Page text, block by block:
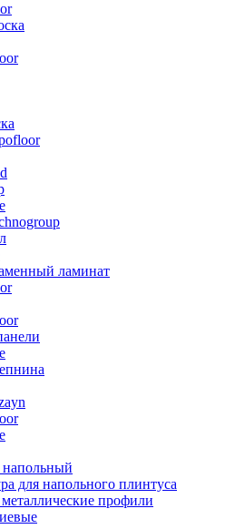
ламинат
для напольного плинтуса
профили